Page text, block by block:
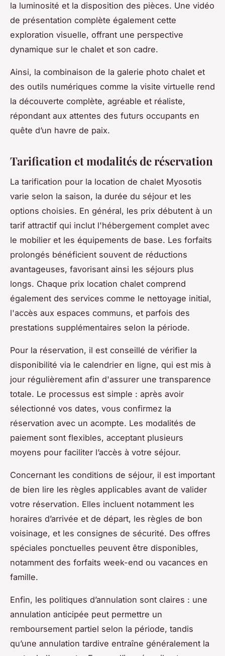
la luminosité et la disposition des pièces. Une vidéo
de présentation complète également cette
exploration visuelle, offrant une perspective
dynamique sur le chalet et son cadre.
Ainsi, la combinaison de la galerie photo chalet et
des outils numériques comme la visite virtuelle rend
la découverte complète, agréable et réaliste,
répondant aux attentes des futurs occupants en
quête d’un havre de paix.
Tarification et modalités de réservation
La tarification pour la location de chalet Myosotis
varie selon la saison, la durée du séjour et les
options choisies. En général, les prix débutent à un
tarif attractif qui inclut l'hébergement complet avec
le mobilier et les équipements de base. Les forfaits
prolongés bénéficient souvent de réductions
avantageuses, favorisant ainsi les séjours plus
longs. Chaque prix location chalet comprend
également des services comme le nettoyage initial,
l'accès aux espaces communs, et parfois des
prestations supplémentaires selon la période.
Pour la réservation, il est conseillé de vérifier la
disponibilité via le calendrier en ligne, qui est mis à
jour régulièrement afin d'assurer une transparence
totale. Le processus est simple : après avoir
sélectionné vos dates, vous confirmez la
réservation avec un acompte. Les modalités de
paiement sont flexibles, acceptant plusieurs
moyens pour faciliter l’accès à votre séjour.
Concernant les conditions de séjour, il est important
de bien lire les règles applicables avant de valider
votre réservation. Elles incluent notamment les
horaires d’arrivée et de départ, les règles de bon
voisinage, et les consignes de sécurité. Des offres
spéciales ponctuelles peuvent être disponibles,
notamment des forfaits week-end ou vacances en
famille.
Enfin, les politiques d’annulation sont claires : une
annulation anticipée peut permettre un
remboursement partiel selon la période, tandis
qu’une annulation tardive entraîne généralement la